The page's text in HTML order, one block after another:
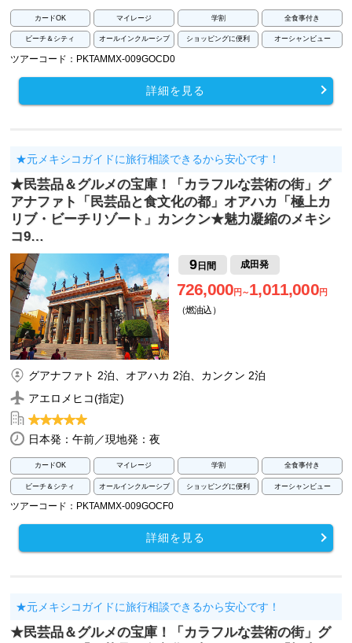
カードOK マイレージ 学割 全食事付き
ビーチ＆シティ オールインクルーシブ ショッピングに便利 オーシャンビュー
ツアーコード：PKTAMMX-009GOCD0
詳細を見る
★元メキシコガイドに旅行相談できるから安心です！
★民芸品＆グルメの宝庫！「カラフルな芸術の街」グ
アナファト「民芸品と食文化の都」オアハカ「極上カ
リブ・ビーチリゾート」カンクン★魅力凝縮のメキシ
コ9…
9日間 成田発
726,000円～1,011,000円
（燃油込）
グアナファト 2泊、オアハカ 2泊、カンクン 2泊
アエロメヒコ(指定)
日本発：午前／現地発：夜
カードOK マイレージ 学割 全食事付き
ビーチ＆シティ オールインクルーシブ ショッピングに便利 オーシャンビュー
ツアーコード：PKTAMMX-009GOCF0
詳細を見る
★元メキシコガイドに旅行相談できるから安心です！
★民芸品＆グルメの宝庫！「カラフルな芸術の街」グ